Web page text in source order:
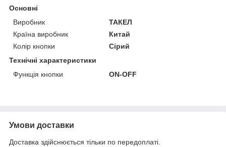
Основні
Виробник
ТАКЕЛ
Країна виробник
Китай
Колір кнопки
Сірий
Технічні характеристики
Функція кнопки
ОN-OFF
Умови доставки
Доставка здійснюється тільки по передоплаті.